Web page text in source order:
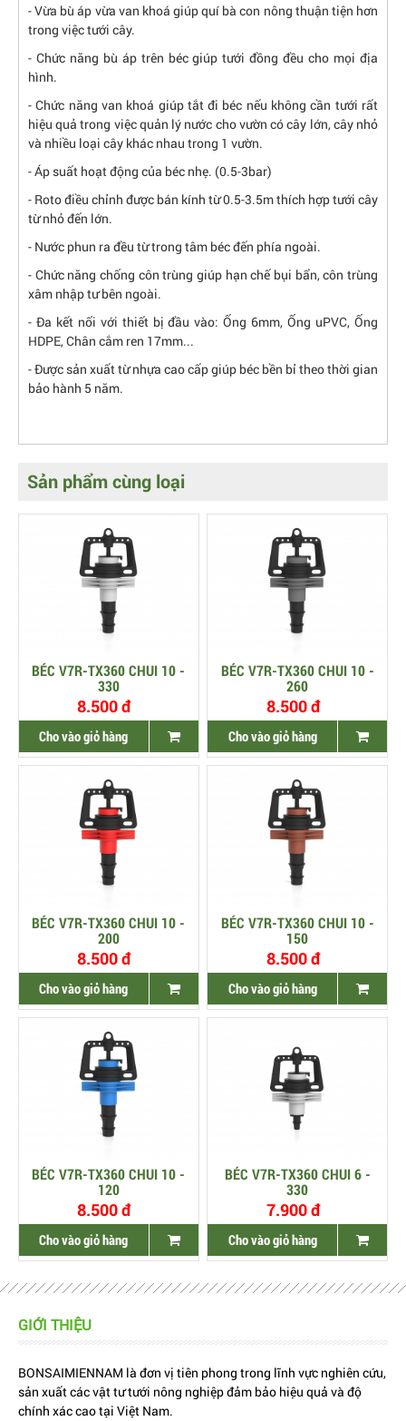
- Vừa bù áp vừa van khoá giúp quí bà con nông thuận tiện hơn
trong việc tưới cây.
- Chức năng bù áp trên béc giúp tưới đồng đều cho mọi địa
hình.
- Chức năng van khoá giúp tắt đi béc nếu không cần tưới rất
hiệu quả trong việc quản lý nước cho vườn có cây lớn, cây nhỏ
và nhiều loại cây khác nhau trong 1 vườn.
- Áp suất hoạt động của béc nhẹ. (0.5-3bar)
- Roto điều chỉnh được bán kính từ 0.5-3.5m thích hợp tưới cây
từ nhỏ đến lớn.
- Nước phun ra đều từ trong tâm béc đến phía ngoài.
- Chức năng chống côn trùng giúp hạn chế bụi bẩn, côn trùng
xâm nhập tư bên ngoài.
- Đa kết nối với thiết bị đầu vào: Ống 6mm, Ống uPVC, Ống
HDPE, Chân cắm ren 17mm...
- Được sản xuất từ nhựa cao cấp giúp béc bền bỉ theo thời gian
bảo hành 5 năm.
Sản phẩm cùng loại
BÉC V7R-TX360 CHUI 10 -
330
8.500 đ
Cho vào giỏ hàng
BÉC V7R-TX360 CHUI 10 -
260
8.500 đ
Cho vào giỏ hàng
BÉC V7R-TX360 CHUI 10 -
200
8.500 đ
Cho vào giỏ hàng
BÉC V7R-TX360 CHUI 10 -
150
8.500 đ
Cho vào giỏ hàng
BÉC V7R-TX360 CHUI 10 -
120
8.500 đ
Cho vào giỏ hàng
BÉC V7R-TX360 CHUI 6 -
330
7.900 đ
Cho vào giỏ hàng
GIỚI THIỆU
BONSAIMIENNAM là đơn vị tiên phong trong lĩnh vực nghiên cứu,
sản xuất các vật tư tưới nông nghiệp đảm bảo hiệu quả và độ
chính xác cao tại Việt Nam.